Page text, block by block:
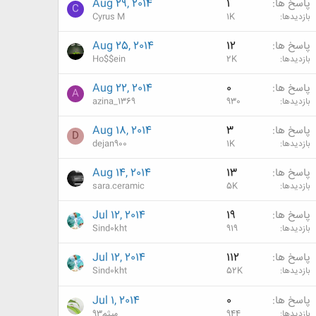
پاسخ ها 1
بازدیدها 1K
Aug 29, 2014
Cyrus M
C
پاسخ ها 12
بازدیدها 2K
Aug 25, 2014
Ho$$ein
پاسخ ها 0
بازدیدها 930
Aug 22, 2014
azina_1369
A
پاسخ ها 3
بازدیدها 1K
Aug 18, 2014
dejan900
D
پاسخ ها 13
بازدیدها 5K
Aug 14, 2014
sara.ceramic
پاسخ ها 19
بازدیدها 919
Jul 12, 2014
Sind0kht
پاسخ ها 112
بازدیدها 52K
Jul 12, 2014
Sind0kht
پاسخ ها 0
Jul 1, 2014